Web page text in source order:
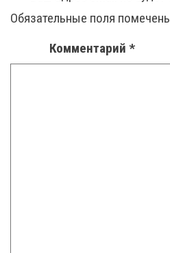
Обязательные поля
Комментарий *